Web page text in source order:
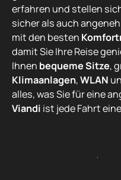
erfahren und stellen
sicher als auch
mit den besten
damit Sie Ihre Reise
Ihnen bequeme Sitze,
Klimaanlagen,WLAN
alles, was Sie für eine
Viandi ist jede Fahrt
p